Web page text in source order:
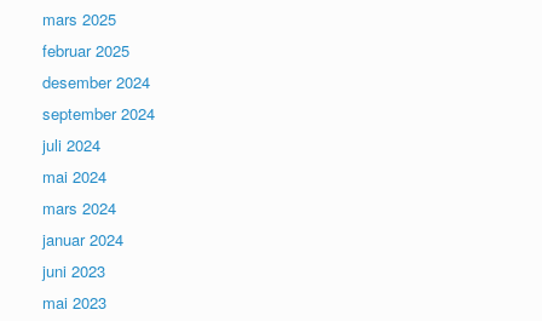
mars 2025
februar 2025
desember 2024
september 2024
juli 2024
mai 2024
mars 2024
januar 2024
juni 2023
mai 2023